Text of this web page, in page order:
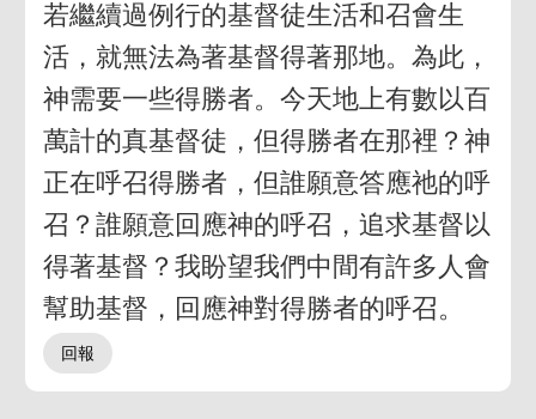
若繼續過例行的基督徒生活和召會生
活，就無法為著基督得著那地。為此，
神需要一些得勝者。今天地上有數以百
萬計的真基督徒，但得勝者在那裡？神
正在呼召得勝者，但誰願意答應祂的呼
召？誰願意回應神的呼召，追求基督以
得著基督？我盼望我們中間有許多人會
幫助基督，回應神對得勝者的呼召。